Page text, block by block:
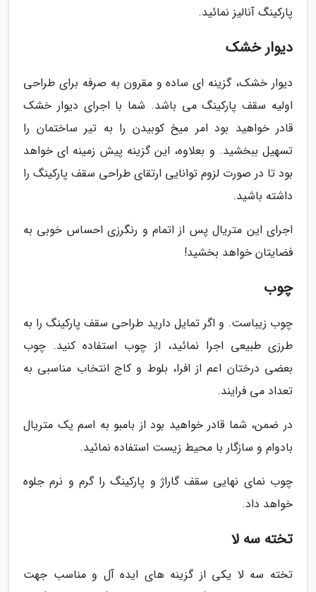
پارکینگ آنالیز نمائید.
دیوار خشک
دیوار خشک، گزینه ای ساده و مقرون به صرفه برای طراحی
اولیه سقف پارکینگ می باشد. شما با اجرای دیوار خشک
قادر خواهید بود امر میخ کوبیدن را به تیر ساختمان را
تسهیل ببخشید. و بعلاوه، این گزینه پیش زمینه ای خواهد
بود تا در صورت لزوم توانایی ارتقای طراحی سقف پارکینگ را
داشته باشید.
اجرای این متریال پس از اتمام و رنگرزی احساس خوبی به
فضایتان خواهد بخشید!
چوب
چوب زیباست. و اگر تمایل دارید طراحی سقف پارکینگ را به
طرزی طبیعی اجرا نمائید، از چوب استفاده کنید. چوب
بعضی درختان اعم از افرا، بلوط و کاج انتخاب مناسبی به
تعداد می فرایند.
در ضمن، شما قادر خواهید بود از بامبو به اسم یک متریال
بادوام و سازگار با محیط زیست استفاده نمائید.
چوب نمای نهایی سقف گاراژ و پارکینگ را گرم و نرم جلوه
خواهد داد.
تخته سه لا
تخته سه لا یکی از گزینه های ایده آل و مناسب جهت